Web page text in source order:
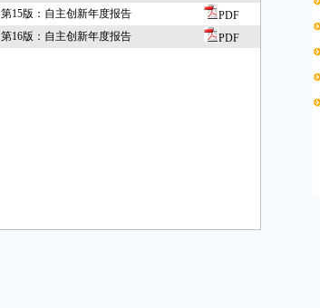
第15版：自主创新年度报告
PDF
第16版：自主创新年度报告
PDF